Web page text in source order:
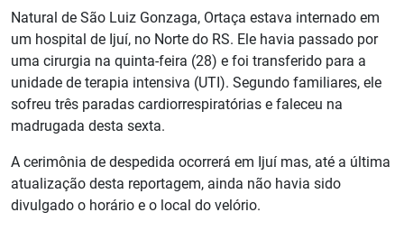
Natural de São Luiz Gonzaga, Ortaça estava internado em
um hospital de Ijuí, no Norte do RS. Ele havia passado por
uma cirurgia na quinta-feira (28) e foi transferido para a
unidade de terapia intensiva (UTI). Segundo familiares, ele
sofreu três paradas cardiorrespiratórias e faleceu na
madrugada desta sexta.
A cerimônia de despedida ocorrerá em Ijuí mas, até a última
atualização desta reportagem, ainda não havia sido
divulgado o horário e o local do velório.